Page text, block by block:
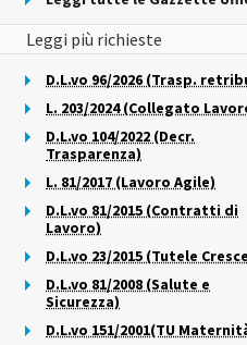
Leggi più richieste
D.L.vo 96/2026 (Trasp.
L. 203/2024 (Collegato
D.L.vo 104/2022 (Decr.
Trasparenza)
L. 81/2017 (Lavoro Agile)
D.L.vo 81/2015 (Contratti di
Lavoro)
D.L.vo 23/2015 (Tutele
D.L.vo 81/2008 (Salute e
Sicurezza)
D.L.vo 151/2001(TU